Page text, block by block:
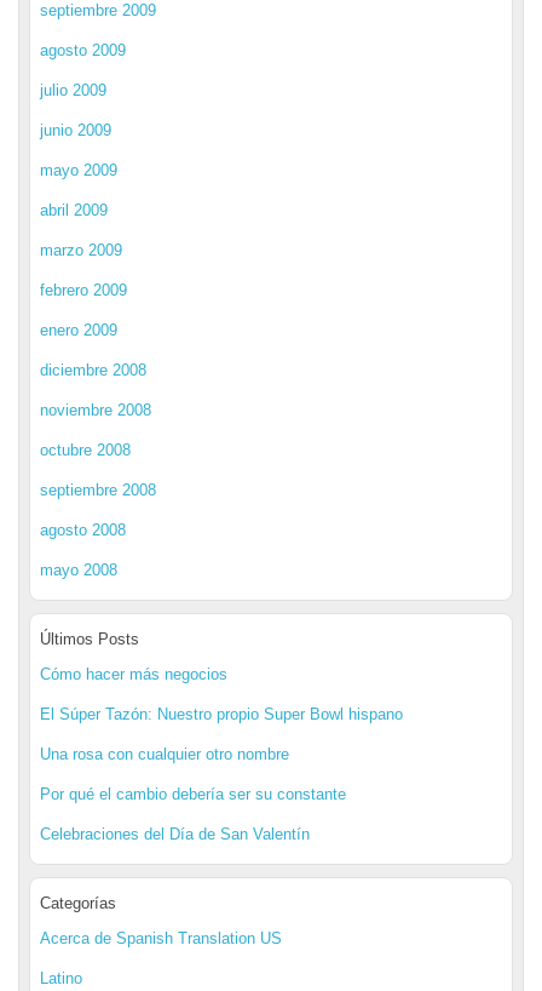
septiembre 2009
agosto 2009
julio 2009
junio 2009
mayo 2009
abril 2009
marzo 2009
febrero 2009
enero 2009
diciembre 2008
noviembre 2008
octubre 2008
septiembre 2008
agosto 2008
mayo 2008
Últimos Posts
Cómo hacer más negocios
El Súper Tazón: Nuestro propio Super Bowl hispano
Una rosa con cualquier otro nombre
Por qué el cambio debería ser su constante
Celebraciones del Día de San Valentín
Categorías
Acerca de Spanish Translation US
Latino